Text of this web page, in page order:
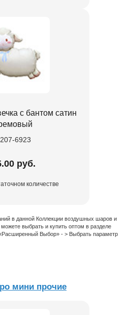
с бантом сатин
6923
руб.
количестве
в данной Коллекции воздушных шаров и
выбрать и купить оптом в разделе
Выбор» - > Выбрать параметр
мини прочие